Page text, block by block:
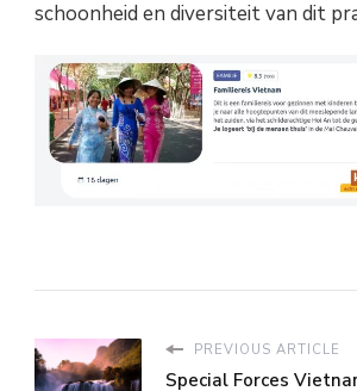
schoonheid en diversiteit van dit
PREVIOUS ARTICLE
Special Forces